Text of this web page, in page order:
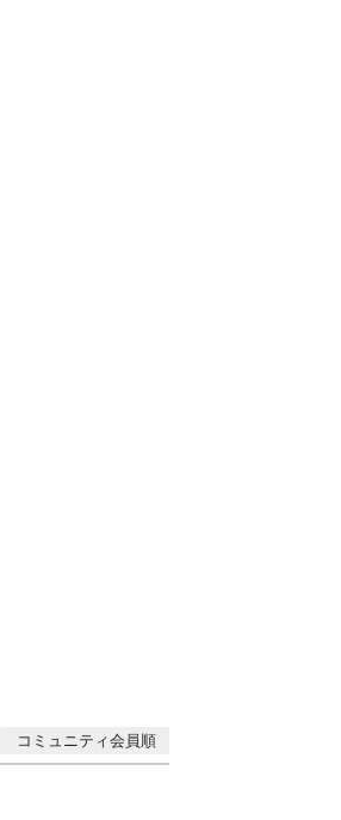
コミュニティ会員順